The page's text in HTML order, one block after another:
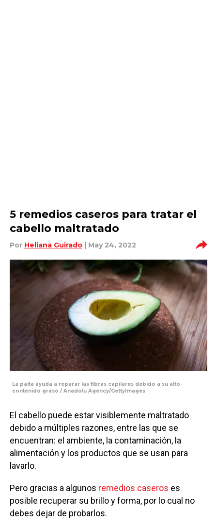
5 remedios caseros para tratar el
cabello maltratado
Por Heliana Guirado | May 24, 2022
La palta ayuda a reparar las fibras capilares debido a su alto
contenido graso / Anadolu Agency/GettyImages
El cabello puede estar visiblemente maltratado
debido a múltiples razones, entre las que se
encuentran: el ambiente, la contaminación, la
alimentación y los productos que se usan para
lavarlo.
Pero gracias a algunos remedios caseros es
posible recuperar su brillo y forma, por lo cual no
debes dejar de probarlos.